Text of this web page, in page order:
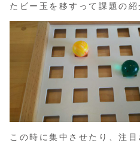
たビー玉を移すって課題の紹
この時に集中させたり、注目